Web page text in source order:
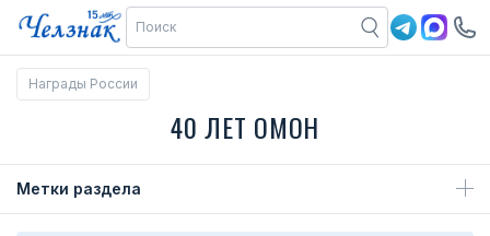
Награды России
40 ЛЕТ ОМОН
Метки раздела